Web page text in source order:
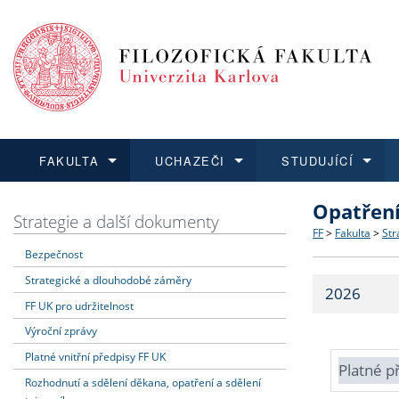
FAKULTA
Dozvědět se více
Struktura
Strategie
Fakultní
UCHAZEČI
Podat přihlášku
Co
Učitelské
STUDUJÍCÍ
Dozvědět se více
Dozvědět se více
O vědě a
Dozvědět se více
Aktuální
Strategie a další dokumenty
Bezpečnost
Strategické a dlouhodobé záměry
FF UK pro udržitelnost
Výroční zprávy
Platné vnitřní předpisy FF UK
Rozhodnutí a sdělení děkana, opatření a sdělení
FF > Fakulta >
2026
Platné